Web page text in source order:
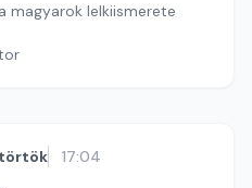
magyarok lelkiismerete
17:04